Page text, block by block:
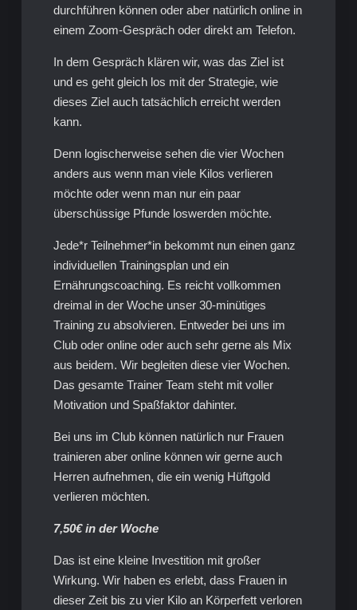
durchführen können oder aber natürlich online in
einem Zoom-Gespräch oder direkt am Telefon.
In dem Gespräch klären wir, was das Ziel ist
und es geht gleich los mit der Strategie, wie
dieses Ziel auch tatsächlich erreicht werden
kann.
Denn logischerweise sehen die vier Wochen
anders aus wenn man viele Kilos verlieren
möchte oder wenn man nur ein paar
überschüssige Pfunde loswerden möchte.
Jede*r Teilnehmer*in bekommt nun einen ganz
individuellen Trainingsplan und ein
Ernährungscoaching. Es reicht vollkommen
dreimal in der Woche unser 30-minütiges
Training zu absolvieren. Entweder bei uns im
Club oder online oder auch sehr gerne als Mix
aus beidem. Wir begleiten diese vier Wochen.
Das gesamte Trainer Team steht mit voller
Motivation und Spaßfaktor dahinter.
Bei uns im Club können natürlich nur Frauen
trainieren aber online können wir gerne auch
Herren aufnehmen, die ein wenig Hüftgold
verlieren möchten.
7,50€ in der Woche
Das ist eine kleine Investition mit großer
Wirkung. Wir haben es erlebt, dass Frauen in
dieser Zeit bis zu vier Kilo an Körperfett verloren